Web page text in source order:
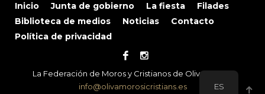
ES
Inicio Junta de gobierno La fiesta
Filades
Biblioteca de medios
Noticias
Contacto
Política de privacidad
La Federación de Moros y Cristianos de Oliva © 2024
info@olivamorosicristians.es